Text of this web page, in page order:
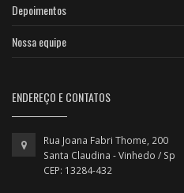
Depoimentos
Nossa equipe
ENDEREÇO E CONTATOS
Rua Joana Fabri Thome, 200
Santa Claudina - Vinhedo / Sp
CEP: 13284-432